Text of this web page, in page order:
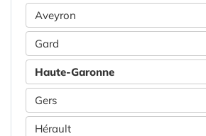
Aveyron
Gard
Haute-Garonne
Gers
Hérault